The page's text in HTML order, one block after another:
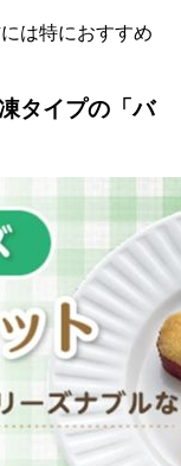
は特におすすめ
タイプの「バ